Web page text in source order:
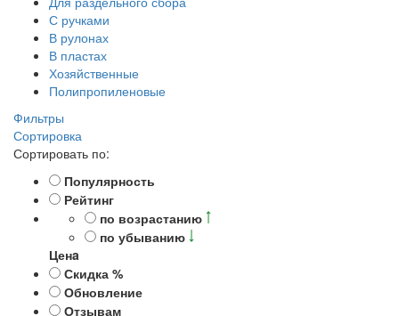
С ручками
В рулонах
В пластах
Хозяйственные
Полипропиленовые
Фильтры
Сортировка
Сортировать по:
Популярность
Рейтинг
по возрастанию
по убыванию
Ценa
Скидка %
Обновление
Отзывам